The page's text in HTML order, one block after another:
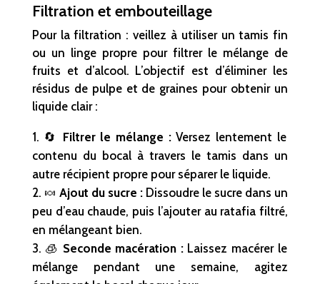
Filtration et embouteillage
Pour la filtration : veillez à utiliser un tamis fin
ou un linge propre pour filtrer le mélange de
fruits et d’alcool. L’objectif est d’éliminer les
résidus de pulpe et de graines pour obtenir un
liquide clair :
🔄 Filtrer le mélange :Versez lentement le
contenu du bocal à travers le tamis dans un
autre récipient propre pour séparer le liquide.
🍬 Ajout du sucre : Dissoudre le sucre dans un
peu d’eau chaude, puis l’ajouter au ratafia filtré,
en mélangeant bien.
🧊 Seconde macération :Laissez macérer le
mélange pendant une semaine, agitez